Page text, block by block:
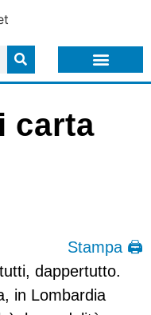
carta
Stampa 🖨
dappertutto.
in Lombardia